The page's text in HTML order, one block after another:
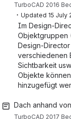
・ Updated 15 July
Im Design-
Objektgruppen
Design-
verschiedenen
Sichtbarkeit
Objekte
hinzugefügt
Dach anhand